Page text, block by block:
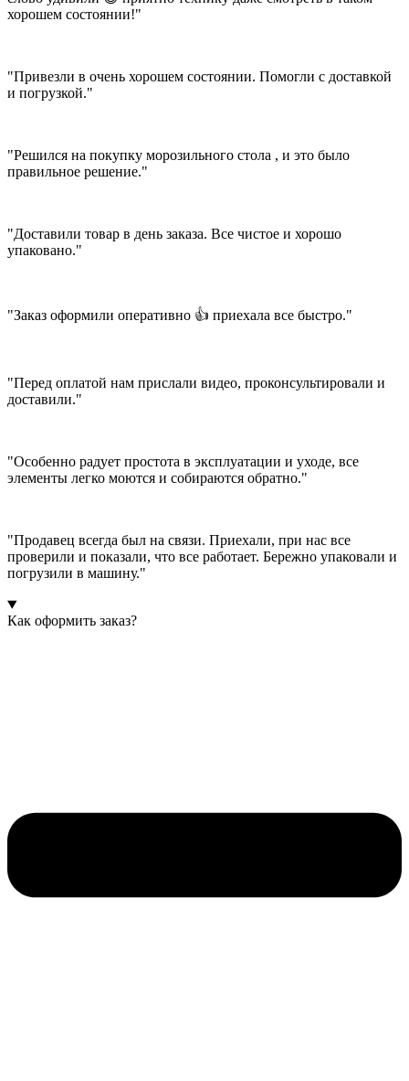
хорошем состоянии!"
"Привезли в очень хорошем состоянии. Помогли с доставкой
и погрузкой."
"Решился на покупку морозильного стола , и это было
правильное решение."
"Доставили товар в день заказа. Все чистое и хорошо
упаковано."
"Заказ оформили оперативно 👍 приехала все быстро."
"Перед оплатой нам прислали видео, проконсультировали и
доставили."
"Особенно радует простота в эксплуатации и уходе, все
элементы легко моются и собираются обратно."
"Продавец всегда был на связи. Приехали, при нас все
проверили и показали, что все работает. Бережно упаковали и
погрузили в машину."
Как оформить заказ?